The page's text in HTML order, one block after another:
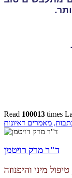
Read 100013 times
מאמרים ראיונות
ד"ר מרק רויטמן
טיפול מיני והיפנוזה